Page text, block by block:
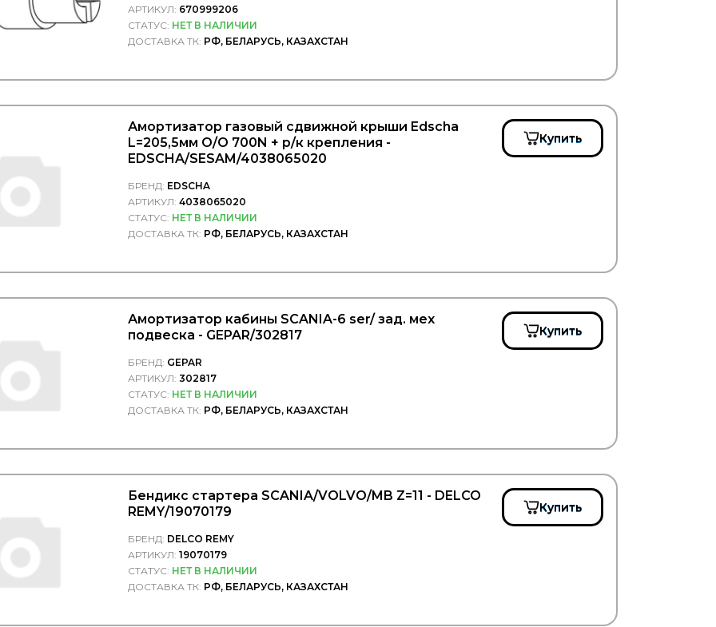
АРТИКУЛ: 670999206
СТАТУС: НЕТ В НАЛИЧИИ
ДОСТАВКА ТК: РФ, БЕЛАРУСЬ, КАЗАХСТАН
Амортизатор газовый сдвижной крыши Edscha
L=205,5мм O/O 700N + р/к крепления -
EDSCHA/SESAM/4038065020
БРЕНД: EDSCHA
АРТИКУЛ:4038065020
СТАТУС: НЕТ В НАЛИЧИИ
ДОСТАВКА ТК: РФ, БЕЛАРУСЬ, КАЗАХСТАН
Купить
Амортизатор кабины SCANIA-6 ser/ зад. мех
подвеска - GEPAR/302817
БРЕНД: GEPAR
АРТИКУЛ:302817
СТАТУС: НЕТ В НАЛИЧИИ
ДОСТАВКА ТК: РФ, БЕЛАРУСЬ, КАЗАХСТАН
Купить
Бендикс стартера SCANIA/VOLVO/MB Z=11 - DELCO
REMY/19070179
БРЕНД: DELCO REMY
АРТИКУЛ:19070179
СТАТУС: НЕТ В НАЛИЧИИ
ДОСТАВКА ТК: РФ, БЕЛАРУСЬ, КАЗАХСТАН
Купить